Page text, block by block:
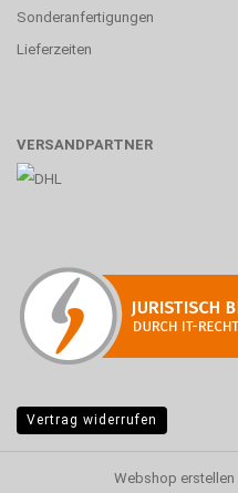
Sonderanfertigungen
Lieferzeiten
VERSANDPARTNER
Vertrag widerrufen
Webshop erstellen